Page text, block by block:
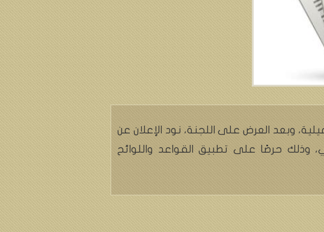
وبعد العرض على اللجنة، نود الإعلان عن
وذلك حرصًا على تطبيق القواعد واللوائح